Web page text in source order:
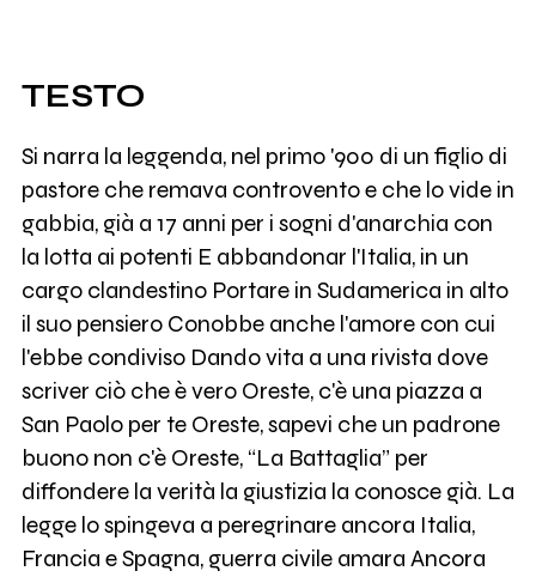
TESTO
Si narra la leggenda, nel primo '900 di un figlio di
pastore che remava controvento e che lo vide in
gabbia, già a 17 anni per i sogni d'anarchia con
la lotta ai potenti E abbandonar l'Italia, in un
cargo clandestino Portare in Sudamerica in alto
il suo pensiero Conobbe anche l'amore con cui
l'ebbe condiviso Dando vita a una rivista dove
scriver ciò che è vero Oreste, c'è una piazza a
San Paolo per te Oreste, sapevi che un padrone
buono non c'è Oreste, “La Battaglia” per
diffondere la verità la giustizia la conosce già. La
legge lo spingeva a peregrinare ancora Italia,
Francia e Spagna, guerra civile amara Ancora